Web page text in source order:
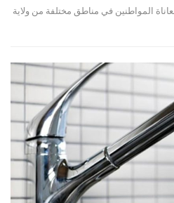
المواطنين في مناطق مختلفة من ولاية